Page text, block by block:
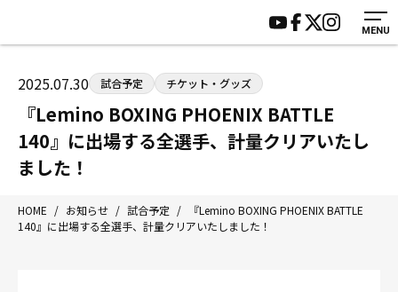
MENU
HOME
ジムについて
トレーニング
アマ・スパー各大会・キッズ
選手・スタッフ
見学・1日体験
施設紹介
アクセス
会員様の声
よくあるご質問
お問い合わせ
2025.07.30 試合予定 チケット・グッズ
『Lemino BOXING PHOENIX BATTLE
140』に出場する全選手、計量クリアいたし
ました！
HOME / お知らせ / 試合予定 /
『Lemino BOXING PHOENIX BATTLE
140』に出場する全選手、計量クリアいたしました！